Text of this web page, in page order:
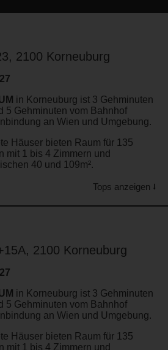
2100 Korneuburg
in Korneuburg ist 3 Gehminuten
5 Gehminuten vom Bahnhof
an Wien und Umgebung.
Häuser bieten Raum für 135
mit 1 bis 4 Zimmern und
40 und 109m².
Tops anzeigen ⭣
2100 Korneuburg
in Korneuburg ist 3 Gehminuten
5 Gehminuten vom Bahnhof
an Wien und Umgebung.
Häuser bieten Raum für 135
mit 1 bis 4 Zimmern und